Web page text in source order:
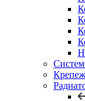
Крепеж